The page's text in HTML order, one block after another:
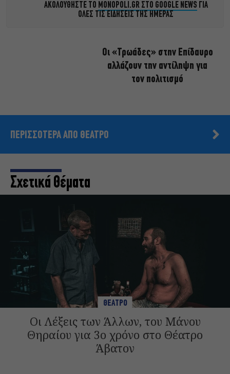
ΑΚΟΛΟΥΘΗΣΤΕ ΤΟ MONOPOLI.GR ΣΤΟ GOOGLE NEWS ΓΙΑ
ΟΛΕΣ ΤΙΣ ΕΙΔΗΣΕΙΣ ΤΗΣ ΗΜΕΡΑΣ
Οι «Τρωάδες» στην Επίδαυρο
αλλάζουν την αντίληψη για
τον πολιτισμό
ΠΕΡΙΣΣΟΤΕΡΑ ΑΠΟ ΘΕΑΤΡΟ
Σχετικά Θέματα
ΘΕΑΤΡΟ
Οι Λέξεις των Άλλων, του Μάνου
Θηραίου για 3ο χρόνο στο Θέατρο
Άβατον